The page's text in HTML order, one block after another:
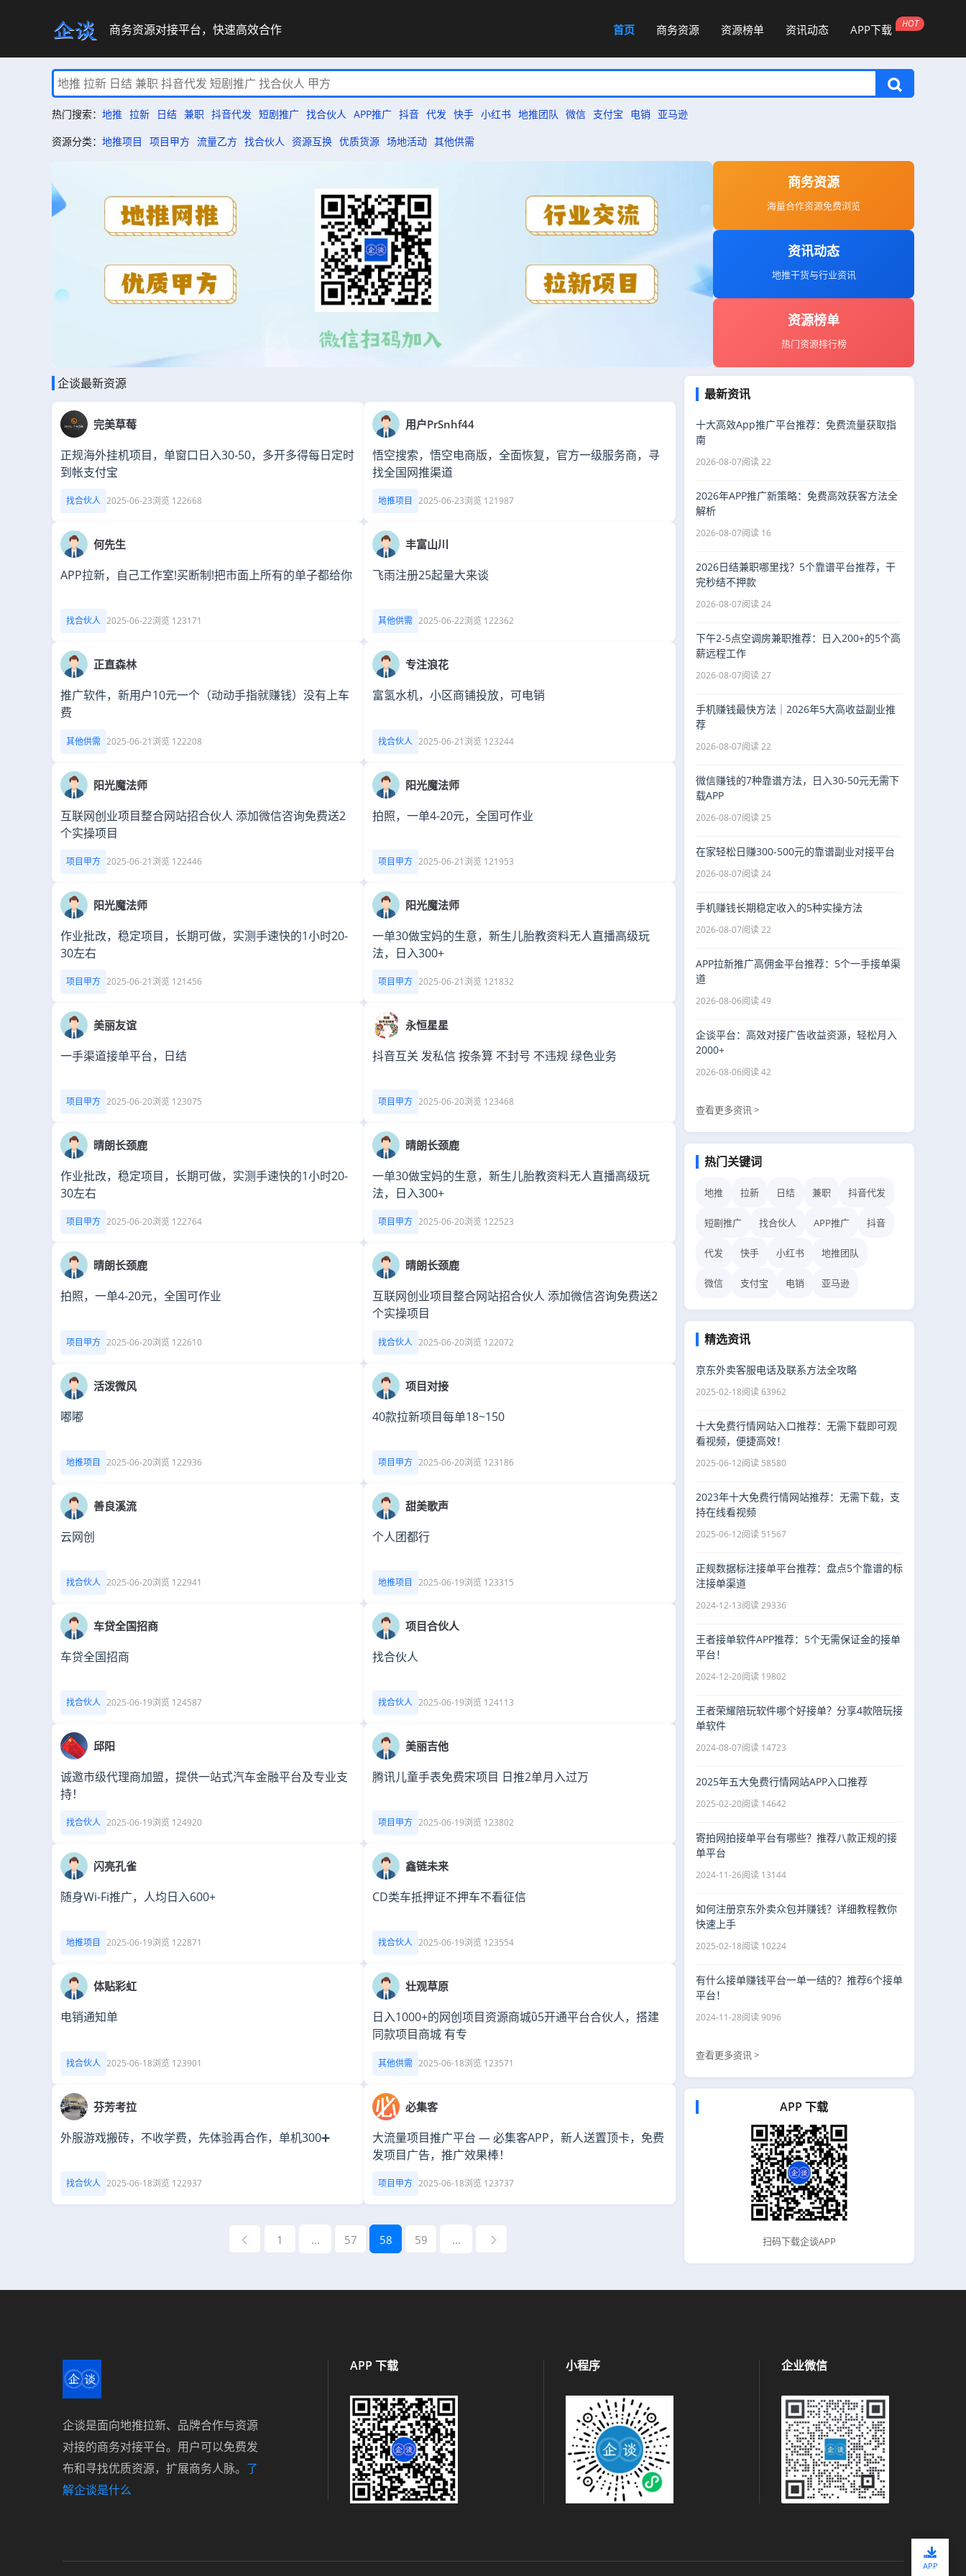
商务资源对接平台，快速高效合作 首页 商务资源 资源榜单 资讯动态 APP下载
热门搜索： 地推 拉新 日结 兼职 抖音代发 短剧推广 找合伙人 APP推广 抖音 代发 快手 小红书 地推团队 微信 支付宝 电销 亚马逊
资源分类： 地推项目 项目甲方 流量乙方 找合伙人 资源互换 优质货源 场地活动 其他供需
商务资源
海量合作资源免费浏览
资讯动态
地推干货与行业资讯
资源榜单
热门资源排行榜
企谈最新资源
完美草莓
正规海外挂机项目，单窗口日入30-50，多开多得每日定时
到帐支付宝
找合伙人 2025-06-23浏览 122668
用户PrSnhf44
悟空搜索，悟空电商版，全面恢复，官方一级服务商，寻
找全国网推渠道
地推项目 2025-06-23浏览 121987
何先生
APP拉新，自己工作室!买断制!把市面上所有的单子都给你
找合伙人 2025-06-22浏览 123171
丰富山川
飞雨注册25起量大来谈
其他供需 2025-06-22浏览 122362
正直森林
推广软件，新用户10元一个（动动手指就赚钱）没有上车
费
其他供需 2025-06-21 浏览 122208
专注浪花
富氢水机，小区商铺投放，可电销
找合伙人 2025-06-21 浏览 123244
阳光魔法师
互联网创业项目整合网站招合伙人 添加微信咨询免费送2
个实操项目
项目甲方 2025-06-21 浏览 122446
阳光魔法师
拍照，一单4-20元，全国可作业
项目甲方 2025-06-21 浏览 121953
阳光魔法师
作业批改，稳定项目，长期可做，实测手速快的1小时20-
30左右
项目甲方 2025-06-21 浏览 121456
阳光魔法师
一单30做宝妈的生意，新生儿胎教资料无人直播高级玩
法，日入300+
项目甲方 2025-06-21 浏览 121832
美丽友谊
一手渠道接单平台，日结
项目甲方 2025-06-20浏览 123075
永恒星星
抖音互关 发私信 按条算 不封号 不违规 绿色业务
项目甲方 2025-06-20浏览 123468
晴朗长颈鹿
作业批改，稳定项目，长期可做，实测手速快的1小时20-
30左右
项目甲方 2025-06-20浏览 122764
晴朗长颈鹿
一单30做宝妈的生意，新生儿胎教资料无人直播高级玩
法，日入300+
项目甲方 2025-06-20浏览 122523
晴朗长颈鹿
拍照，一单4-20元，全国可作业
项目甲方 2025-06-20浏览 122610
晴朗长颈鹿
互联网创业项目整合网站招合伙人 添加微信咨询免费送2
个实操项目
找合伙人 2025-06-20浏览 122072
活泼微风
嘟嘟
地推项目 2025-06-20浏览 122936
项目对接
40款拉新项目每单18~150
项目甲方 2025-06-20浏览 123186
善良溪流
云网创
找合伙人 2025-06-20浏览 122941
甜美歌声
个人团都行
地推项目 2025-06-19浏览 123315
车贷全国招商
车贷全国招商
找合伙人 2025-06-19浏览 124587
项目合伙人
找合伙人
找合伙人 2025-06-19浏览 124113
邱阳
诚邀市级代理商加盟，提供一站式汽车金融平台及专业支
持！
找合伙人 2025-06-19浏览 124920
美丽吉他
腾讯儿童手表免费宋项目 日推2单月入过万
项目甲方 2025-06-19浏览 123802
闪亮孔雀
随身Wi-Fi推广，人均日入600+
地推项目 2025-06-19浏览 122871
鑫链未来
CD类车抵押证不押车不看征信
找合伙人 2025-06-19浏览 123554
体贴彩虹
电销通知单
找合伙人 2025-06-18浏览 123901
壮观草原
日入1000+的网创项目资源商城ὒ5 ​开通平台合伙人，搭建
同款项目商城 有​专
其他供需 2025-06-18浏览 123571
芬芳考拉
外服游戏搬砖，不收学费，先体验再合作，单机300➕
找合伙人 2025-06-18浏览 122937
必集客
大流量项目推广平台 — 必集客APP，新人送置顶卡，免费
发项目广告，推广效果棒！
项目甲方 2025-06-18浏览 123737
1 ... 57 58 59 ...
最新资讯
十大高效App推广平台推荐：免费流量获取指
南
2026-08-07阅读 22
2026年APP推广新策略：免费高效获客方法全
解析
2026-08-07阅读 16
2026日结兼职哪里找？5个靠谱平台推荐，干
完秒结不押款
2026-08-07阅读 24
下午2-5点空调房兼职推荐：日入200+的5个高
薪远程工作
2026-08-07阅读 27
手机赚钱最快方法｜2026年5大高收益副业推
荐
2026-08-07阅读 22
微信赚钱的7种靠谱方法，日入30-50元无需下
载APP
2026-08-07阅读 25
在家轻松日赚300-500元的靠谱副业对接平台
2026-08-07阅读 24
手机赚钱长期稳定收入的5种实操方法
2026-08-07阅读 22
APP拉新推广高佣金平台推荐：5个一手接单渠
道
2026-08-06阅读 49
企谈平台：高效对接广告收益资源，轻松月入
2000+
2026-08-06阅读 42
查看更多资讯 >
热门关键词
地推 拉新 日结 兼职 抖音代发
短剧推广 找合伙人 APP推广 抖音
代发 快手 小红书 地推团队
微信 支付宝 电销 亚马逊
精选资讯
京东外卖客服电话及联系方法全攻略
2025-02-18阅读 63962
十大免费行情网站入口推荐：无需下载即可观
看视频，便捷高效！
2025-06-12阅读 58580
2023年十大免费行情网站推荐：无需下载，支
持在线看视频
2025-06-12阅读 51567
正规数据标注接单平台推荐：盘点5个靠谱的标
注接单渠道
2024-12-13阅读 29336
王者接单软件APP推荐：5个无需保证金的接单
平台！
2024-12-20阅读 19802
王者荣耀陪玩软件哪个好接单？分享4款陪玩接
单软件
2024-08-07阅读 14723
2025年五大免费行情网站APP入口推荐
2025-02-20阅读 14642
寄拍网拍接单平台有哪些？推荐八款正规的接
单平台
2024-11-26阅读 13144
如何注册京东外卖众包并赚钱？详细教程教你
快速上手
2025-02-18阅读 10224
有什么接单赚钱平台一单一结的？推荐6个接单
平台！
2024-11-28阅读 9096
查看更多资讯 >
APP 下载
扫码下载企谈APP
企谈是面向地推拉新、品牌合作与资源
对接的商务对接平台。用户可以免费发
布和寻找优质资源，扩展商务人脉。 了
解企谈是什么
APP 下载 小程序 企业微信
APP